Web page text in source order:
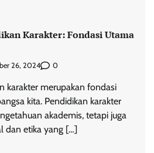
Karakter: Fondasi Utama
26, 2024 0
karakter merupakan fondasi
kita. Pendidikan karakter
akademis, tetapi juga
dan etika yang […]